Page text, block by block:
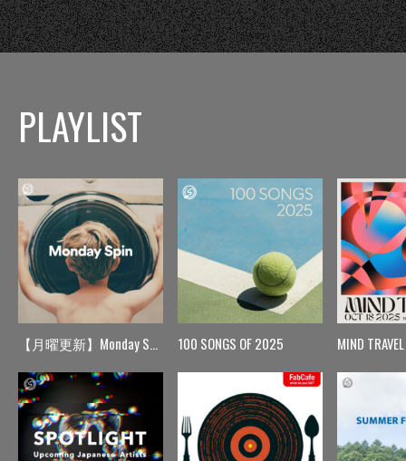
PLAYLIST
【月曜更新】Monday Spin 100 SONGS OF 2025 MIND TRAVEL